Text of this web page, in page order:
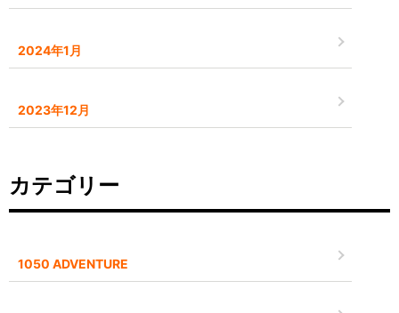
2024年1月
2023年12月
カテゴリー
1050 ADVENTURE